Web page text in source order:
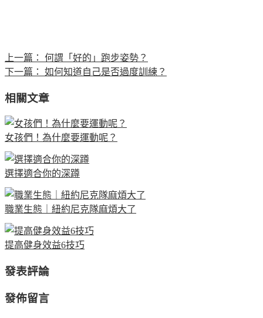
上一篇：
何謂「好的」跑步姿勢？
下一篇：
如何知道自己是否過度訓練？
相關文章
女孩們！為什麼要運動呢？
選擇適合你的深蹲
職業生態｜紐約尼克隊麻煩大了
提高健身效益6技巧
發表評論
發佈留言